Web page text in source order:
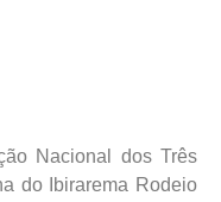
Nacional dos Três
do Ibirarema Rodeio